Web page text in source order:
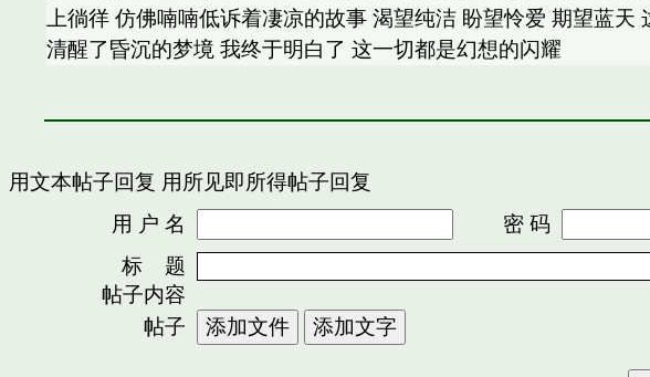
上徜徉 仿佛喃喃低诉着凄凉的故事 渴望纯洁 盼望怜爱 期望蓝
清醒了昏沉的梦境 我终于明白了 这一切都是幻想的闪耀
用文本帖子回复 用所见即所得帖子回复
用 户 名
密 码
标 题
帖子内容
帖子